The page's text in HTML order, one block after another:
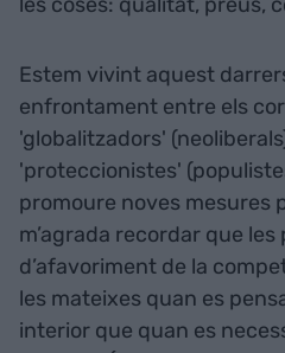
Estem vivint aquest
enfrontament entre els
'globalitzadors'
'proteccionistes'
promoure noves mesures
m’agrada recordar que
d’afavoriment de la
les mateixes quan es
interior que quan es